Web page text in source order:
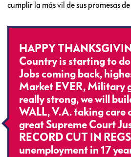
cumplir la más vil de sus promesas
HAPPY
Country is starting to
Jobs coming back,
Market EVER, Military
really strong, we will
WALL, V.A. taking care
great Supreme Court
RECORD CUT IN
unemployment in 17